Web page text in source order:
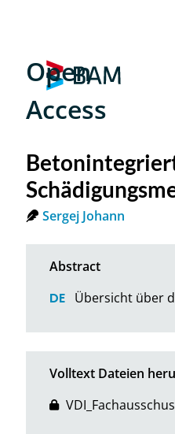
Open
Access
Sergej Johann
Übersicht über
Volltext Dateien